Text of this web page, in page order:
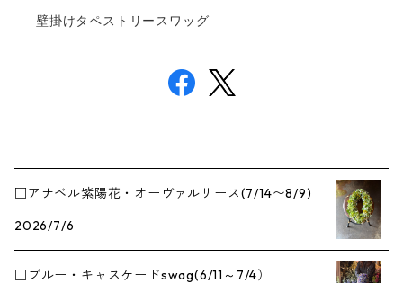
壁掛けタペストリースワッグ
□アナベル紫陽花・オーヴァルリース(7/14〜8/9)
2026/7/6
□ブルー・キャスケードswag(6/11～7/4）